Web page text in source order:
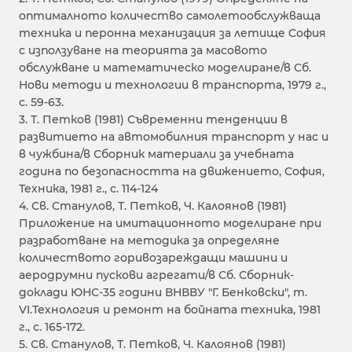
оптималното количество самолетообслужваща
техника и перонна механизация за летище София
с използуване на теорията за масовото
обслужване и математическо моделиране/в Сб.
Нови методи и технологии в транспорта, 1979 г.,
с. 59-63.
3. Т. Петков (1981) Съвременни тенденции в
развитието на автомобилния транспорт у нас и
в чужбина/в Сборник материали за учебната
година по безопасността на движението, София,
Техника, 1981 г., с. 114-124
4. Св. Станулов, Т. Петков, Ч. Калоянов (1981)
Приложение на имитационното моделиране при
разработване на методика за определяне
количеството горивозареждащи машини и
аеродрумни пускови агрегати/в Сб. Сборник-
доклади ЮНС-35 години ВНВВУ "Г. Бенковски", т.
VI.Технология и ремонт на бойната техника, 1981
г., с. 165-172.
5. Св. Станулов, Т. Петков, Ч. Калоянов (1981)